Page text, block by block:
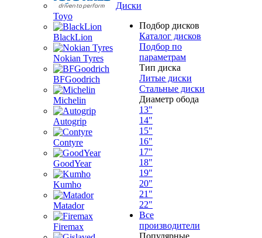
Toyo
BlackLion
Nokian Tyres
BFGoodrich
Michelin
Autogrip
Contyre
GoodYear
Kumho
Matador
Firemax
Диски
Подбор дисков
Каталог дисков
Подбор по
параметрам
Тип диска
Литые диски
Стальные диски
Диаметр обода
13"
14"
15"
16"
17"
18"
19"
20"
21"
22"
Все
производители
Популярные